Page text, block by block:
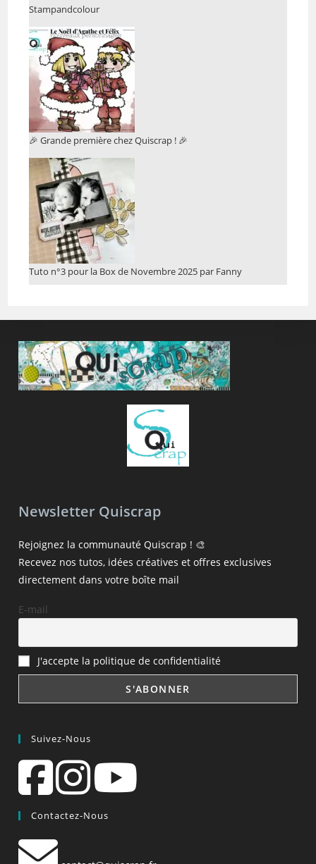
Stampandcolour
🎉 Grande première chez Quiscrap ! 🎉
Tuto n°3 pour la Box de Novembre 2025 par Fanny
Newsletter Quiscrap
Rejoignez la communauté Quiscrap ! 🎨
Recevez nos tutos, idées créatives et offres exclusives
directement dans votre boîte mail
E-mail
J'accepte la politique de confidentialité
Suivez-Nous
Contactez-Nous